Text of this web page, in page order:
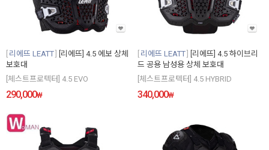
리에뜨 LEATT
[리에뜨] 4.5 에보 상체
보호대
[체스트프로텍터] 4.5 EVO
290,000₩
리에뜨 LEATT
[리에뜨] 4.5 하이브리
드 공용 남성용 상체 보호대
[체스트프로텍터] 4.5 HYBRID
340,000₩